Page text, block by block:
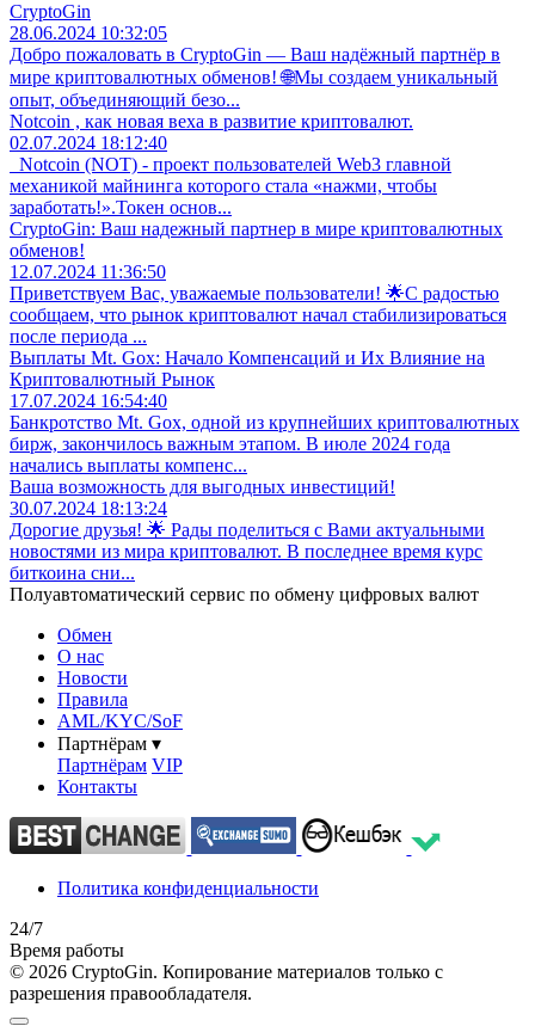
CryptoGin
28.06.2024 10:32:05
Добро пожаловать в CryptoGin — Ваш надёжный партнёр в
мире криптовалютных обменов! 🌐Мы создаем уникальный
опыт, объединяющий безо...
Notcoin , как новая веха в развитие криптовалют.
02.07.2024 18:12:40
Notcoin (NOT) - проект пользователей Web3 главной
механикой майнинга которого стала «нажми, чтобы
заработать!».Токен основ...
CryptoGin: Ваш надежный партнер в мире криптовалютных
обменов!
12.07.2024 11:36:50
Приветствуем Вас, уважаемые пользователи! 🌟С радостью
сообщаем, что рынок криптовалют начал стабилизироваться
после периода ...
Выплаты Mt. Gox: Начало Компенсаций и Их Влияние на
Криптовалютный Рынок
17.07.2024 16:54:40
Банкротство Mt. Gox, одной из крупнейших криптовалютных
бирж, закончилось важным этапом. В июле 2024 года
начались выплаты компенс...
Ваша возможность для выгодных инвестиций!
30.07.2024 18:13:24
Дорогие друзья! 🌟 Рады поделиться с Вами актуальными
новостями из мира криптовалют. В последнее время курс
биткоина сни...
Полуавтоматический сервис по обмену цифровых валют
Обмен
О нас
Новости
Правила
AML/KYC/SoF
Партнёрам ▾
Партнёрам VIP
Контакты
Политика конфиденциальности
24/7
Время работы
© 2026 CryptoGin. Копирование материалов только с
разрешения правообладателя.